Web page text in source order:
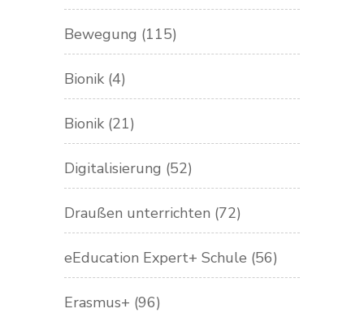
Bewegung (115)
Bionik (4)
Bionik (21)
Digitalisierung (52)
Draußen unterrichten (72)
eEducation Expert+ Schule (56)
Erasmus+ (96)